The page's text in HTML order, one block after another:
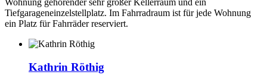
Wohnung gehörender sehr großer Kellerraum und ein
Tiefgarageneinzelstellplatz. Im Fahrradraum ist für jede Wohnung
ein Platz für Fahrräder reserviert.
Kathrin Röthig